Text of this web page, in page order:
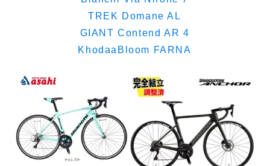
TREK Domane AL
GIANT Contend AR 4
KhodaaBloom FARNA